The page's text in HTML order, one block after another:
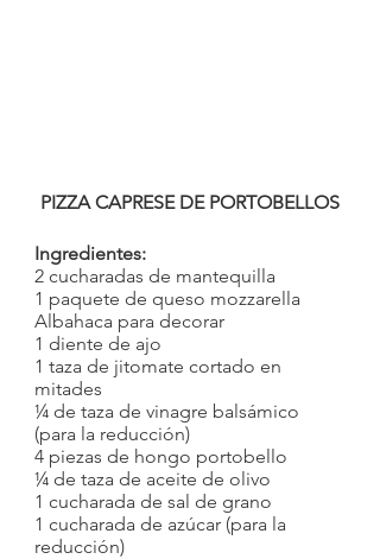
PIZZA CAPRESE DE PORTOBELLOS
Ingredientes:
2 cucharadas de mantequilla
1 paquete de queso mozzarella
Albahaca para decorar
1 diente de ajo
1 taza de jitomate cortado en
mitades
¼ de taza de vinagre balsámico
(para la reducción)
4 piezas de hongo portobello
¼ de taza de aceite de olivo
1 cucharada de sal de grano
1 cucharada de azúcar (para la
reducción)